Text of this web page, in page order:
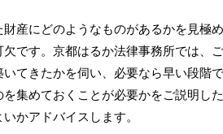
産にどのようなものがあるかを見極
です。京都はるか法律事務所では、
てきたかを伺い、必要なら早い段階
集めておくことが必要かをご説明し
かアドバイスします。